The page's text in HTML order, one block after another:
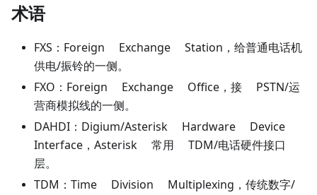
术语
FXS：Foreign Exchange Station，给普通电话机
供电/振铃的一侧。
FXO：Foreign Exchange Office，接 PSTN/运
营商模拟线的一侧。
DAHDI：Digium/Asterisk Hardware Device
Interface，Asterisk 常用 TDM/电话硬件接口
层。
TDM：Time Division Multiplexing，传统数字/